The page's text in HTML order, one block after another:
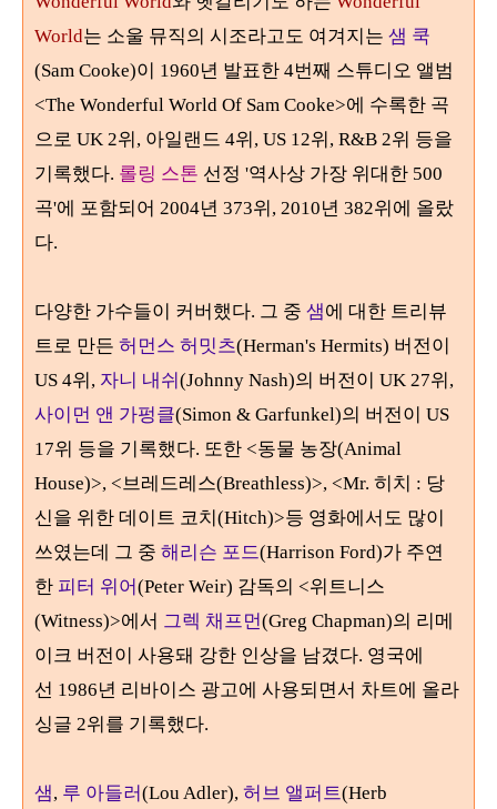
World는 소울 뮤직의 시조라고도 여겨지는 샘 쿡
(Sam Cooke)이 1960년 발표한 4번째 스튜디오 앨범
<The Wonderful World Of Sam Cooke>에 수록한 곡
으로 UK 2위, 아일랜드 4위, US 12위, R&B 2위 등을
기록했다. 롤링 스톤 선정 '역사상 가장 위대한 500
곡'에 포함되어 2004년 373위 , 2010년 382위에 올랐
다.
다양한 가수들이 커버했다. 그 중 샘에 대한 트리뷰
트로 만든 허먼스 허밋츠(Herman's Hermits) 버전이
US 4위, 자니 내쉬 (Johnny Nash)의 버전이 UK 27위,
사이먼 앤 가펑클(Simon & Garfunkel)의 버전이 US
17위 등을 기록했다. 또한 <동물 농장(Animal
House)>, <브레드레스(Breathless)>, <Mr. 히치 : 당
신을 위한 데이트 코치(Hitch)>등 영화에서도 많이
쓰였는데 그 중 해리슨 포드(Harrison Ford)가 주연
한 피터 위어 (Peter Weir) 감독의 <위트니스
(Witness)>에서 그렉 채프먼(Greg Chapman)의 리메
이크 버전이 사용돼 강한 인상을 남겼다. 영국에
선 1986년 리바이스 광고에 사용되면서 차트에 올라
싱글 2위를 기록했다.
샘, 루 아들러 (Lou Adler), 허브 앨퍼트(Herb